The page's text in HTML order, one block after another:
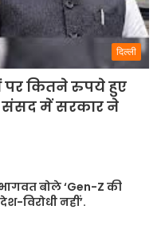
दिल्ली
पर कितने रुपये हुए
संसद में सरकार ने
बोले ‘Gen-Z की
विरोधी नहीं’.